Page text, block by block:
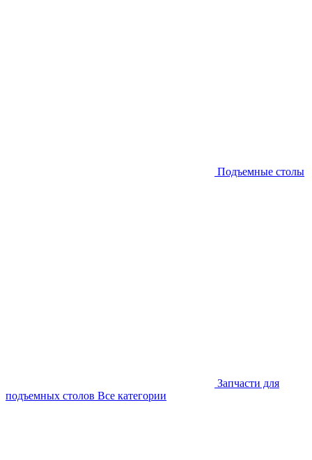
Подъемные столы
Запчасти для
подъемных столов Все категории